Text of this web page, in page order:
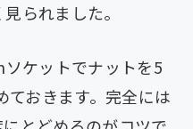
られました。
ケットでナットを5
おきます。完全には